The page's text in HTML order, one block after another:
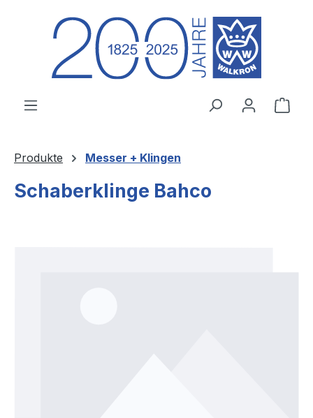
Zum Hauptinhalt springen
Produkte Messer + Klingen
Schaberklinge Bahco